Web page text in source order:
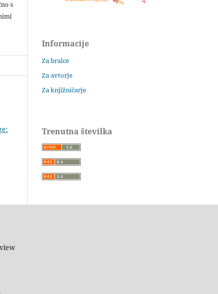
s
Informacije
Za bralce
Za avtorje
Za knjižničarje
Trenutna številka